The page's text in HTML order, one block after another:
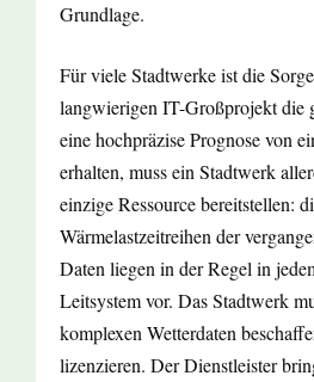
Grundlage.
Für viele Stadtwerke ist die
langwierigen IT-Großprojekt die
eine hochpräzise Prognose von
erhalten, muss ein Stadtwerk
einzige Ressource bereitstellen:
Wärmelastzeitreihen der
Daten liegen in der Regel in
Leitsystem vor. Das Stadtwerk
komplexen Wetterdaten
lizenzieren. Der Dienstleister